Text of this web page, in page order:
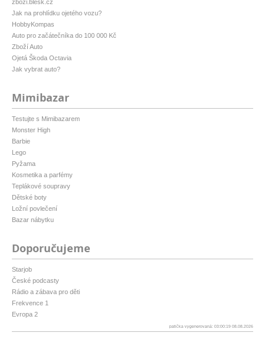
zbozi.blesk.cz
Jak na prohlídku ojetého vozu?
HobbyKompas
Auto pro začátečníka do 100 000 Kč
Zboží Auto
Ojetá Škoda Octavia
Jak vybrat auto?
Mimibazar
Testujte s Mimibazarem
Monster High
Barbie
Lego
Pyžama
Kosmetika a parfémy
Teplákové soupravy
Dětské boty
Ložní povlečení
Bazar nábytku
Doporučujeme
Starjob
České podcasty
Rádio a zábava pro děti
Frekvence 1
Evropa 2
patička vygenerovaná: 03:00:19 08.08.2026